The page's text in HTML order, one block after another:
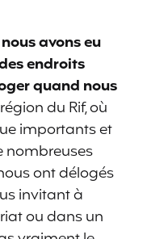
avons eu
endroits
quand nous
du Rif, où
importants et
nombreuses
ont délogés
invitant à
ou dans un